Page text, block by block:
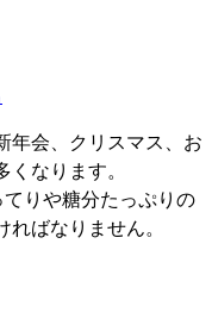
年会、クリスマス、お
なります。
りや糖分たっぷりの
ばなりません。